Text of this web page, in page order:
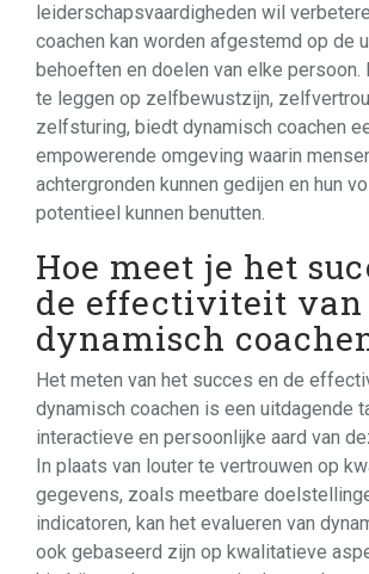
leiderschapsvaardigheden wil
coachen kan worden afgestemd op de
behoeften en doelen van elke persoon.
te leggen op zelfbewustzijn,
zelfsturing, biedt dynamisch coachen
empowerende omgeving waarin
achtergronden kunnen gedijen en hun
potentieel kunnen benutten.
Hoe meet je het
de effectiviteit van
dynamisch
Het meten van het succes en de
dynamisch coachen is een uitdagende
interactieve en persoonlijke aard van
In plaats van louter te vertrouwen op
gegevens, zoals meetbare
indicatoren, kan het evalueren van
ook gebaseerd zijn op kwalitatieve